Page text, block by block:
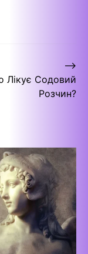
Лікує Содовий
Розчин?
⟶